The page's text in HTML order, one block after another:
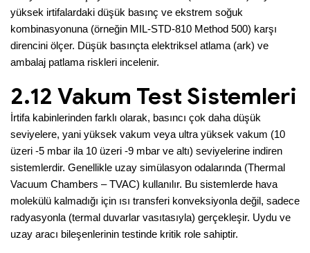
yüksek irtifalardaki düşük basınç ve ekstrem soğuk
kombinasyonuna (örneğin MIL-STD-810 Method 500) karşı
direncini ölçer. Düşük basınçta elektriksel atlama (ark) ve
ambalaj patlama riskleri incelenir.
2.12 Vakum Test Sistemleri
İrtifa kabinlerinden farklı olarak, basıncı çok daha düşük
seviyelere, yani yüksek vakum veya ultra yüksek vakum (10
üzeri -5 mbar ila 10 üzeri -9 mbar ve altı) seviyelerine indiren
sistemlerdir. Genellikle uzay simülasyon odalarında (Thermal
Vacuum Chambers – TVAC) kullanılır. Bu sistemlerde hava
molekülü kalmadığı için ısı transferi konveksiyonla değil, sadece
radyasyonla (termal duvarlar vasıtasıyla) gerçekleşir. Uydu ve
uzay aracı bileşenlerinin testinde kritik role sahiptir.